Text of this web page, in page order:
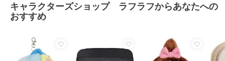
カラー ＊＊
サイズ
キャラクターズショップ ラフラフからあなたへの
おすすめ